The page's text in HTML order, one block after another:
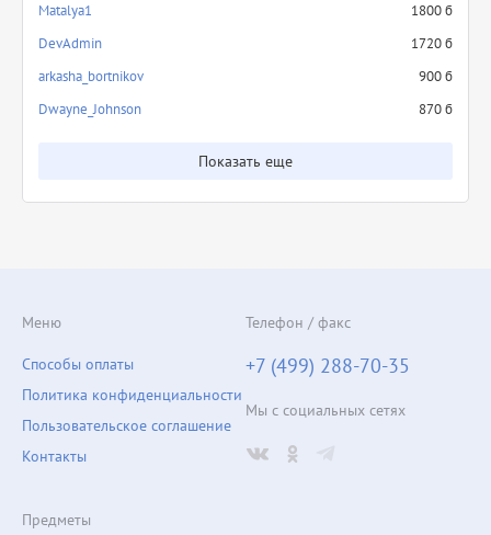
Matalya1
1800 б
DevAdmin
1720 б
arkasha_bortnikov
900 б
Dwayne_Johnson
870 б
Показать еще
Предметы
Меню
Способы оплаты
Политика конфиденциальности
Пользовательское соглашение
Контакты
Телефон / факс
+7 (499) 288-70-35
Мы с социальных сетях